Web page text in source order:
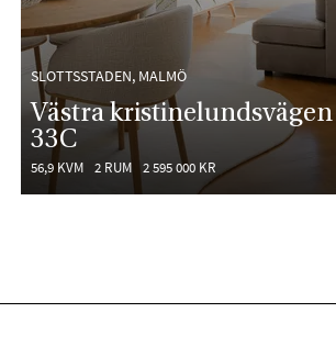
SLOTTSSTADEN, MALMÖ
Västra kristinelundsvägen
33C
56,9 KVM 2 RUM 2 595 000 KR